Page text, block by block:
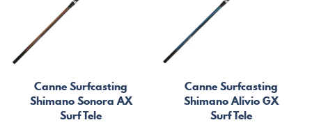
Canne Surfcasting
Shimano Sonora AX
Surf Tele
Canne Surfcasting
Shimano Alivio GX
Surf Tele